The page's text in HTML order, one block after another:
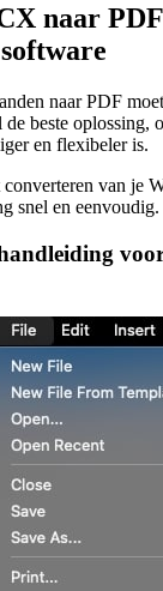
naar
naar PDF
beste oplossing,
en flexibeler is.
converteren van je
snel en eenvoudig.